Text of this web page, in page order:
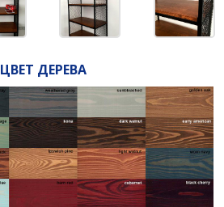
ЦВЕТ ДЕРЕВА